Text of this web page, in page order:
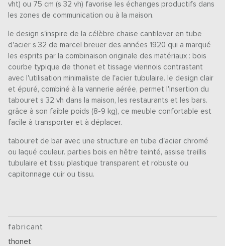
vht) ou 75 cm (s 32 vh) favorise les échanges productifs dans
les zones de communication ou à la maison.
le design s'inspire de la célèbre chaise cantilever en tube
d'acier s 32 de marcel breuer des années 1920 qui a marqué
les esprits par la combinaison originale des matériaux : bois
courbe typique de thonet et tissage viennois contrastant
avec l'utilisation minimaliste de l'acier tubulaire. le design clair
et épuré, combiné à la vannerie aérée, permet l'insertion du
tabouret s 32 vh dans la maison, les restaurants et les bars.
grâce à son faible poids (8-9 kg), ce meuble confortable est
facile à transporter et à déplacer.
tabouret de bar avec une structure en tube d'acier chromé
ou laqué couleur. parties bois en hêtre teinté, assise treillis
tubulaire et tissu plastique transparent et robuste ou
capitonnage cuir ou tissu.
fabricant
thonet